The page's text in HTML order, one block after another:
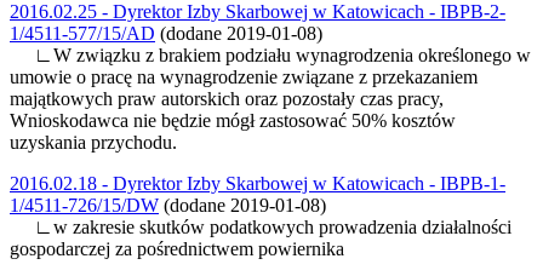
2016.02.25 - Dyrektor Izby Skarbowej w Katowicach - IBPB-2-
1/4511-577/15/AD (dodane 2019-01-08)
∟W związku z brakiem podziału wynagrodzenia określonego w
umowie o pracę na wynagrodzenie związane z przekazaniem
majątkowych praw autorskich oraz pozostały czas pracy,
Wnioskodawca nie będzie mógł zastosować 50% kosztów
uzyskania przychodu.
2016.02.18 - Dyrektor Izby Skarbowej w Katowicach - IBPB-1-
1/4511-726/15/DW (dodane 2019-01-08)
∟w zakresie skutków podatkowych prowadzenia działalności
gospodarczej za pośrednictwem powiernika